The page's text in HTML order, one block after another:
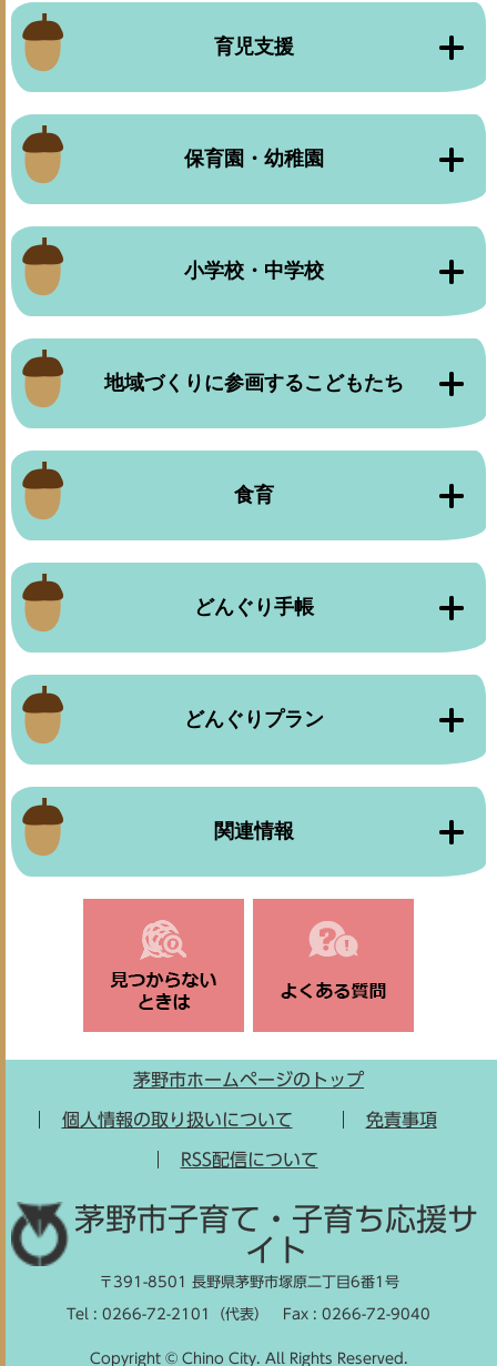
育児支援
保育園・幼稚園
小学校・中学校
地域づくりに参画するこどもたち
食育
どんぐり手帳
どんぐりプラン
関連情報
茅野市ホームページのトップ
個人情報の取り扱いについて 免責事項
RSS配信について
茅野市子育て・子育ち応援サ
イト
〒391-8501 長野県茅野市塚原二丁目6番1号
Tel : 0266-72-2101（代表） Fax : 0266-72-9040
Copyright © Chino City. All Rights Reserved.